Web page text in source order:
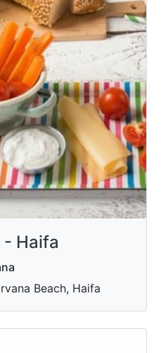
- Haifa
Beach, Haifa